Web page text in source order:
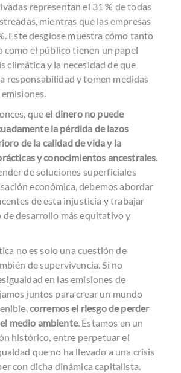
representan el 31 % de todas
mientras que las empresas
Este desglose muestra cómo tanto
como el público tienen un papel
climática y la necesidad de que
responsabilidad y tomen medidas
queel dinero no puede
la pérdida de lazos
de la calidad de vida y la
y conocimientos ancestrales.
de soluciones superficiales
económica, debemos abordar
de esta injusticia y trabajar
de desarrollo más equitativo y
no es solo una cuestión de
de supervivencia. Si no
en las emisiones de
juntos para crear un mundo
corremos el riesgo de perder
medio ambiente. Estamos en un
histórico, entre perpetuar el
que no ha llevado a una crisis
con dicha dinámica capitalista.